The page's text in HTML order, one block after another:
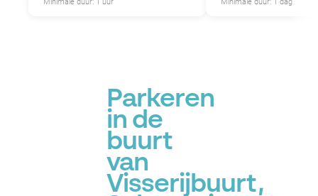
Minimale duur: 1 uur
Minimale duur: 1 dag
Parkeren
in de
buurt
van
Visserijbuurt,